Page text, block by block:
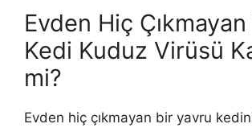
Evden Hiç
Kedi Kuduz Virüsü
mi?
Evden hiç çıkmayan bir yavru